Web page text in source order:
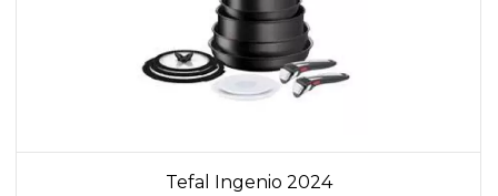
Tefal Ingenio 2024